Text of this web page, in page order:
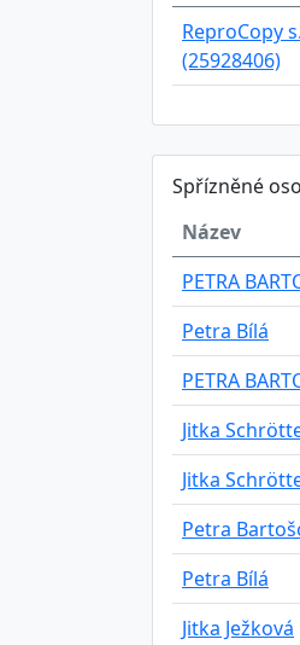
ReproCopy
(25928406)
Spřízněné
Název
PETRA
Petra Bílá
PETRA
Jitka
Jitka
Petra
Petra Bílá
Jitka Ježková